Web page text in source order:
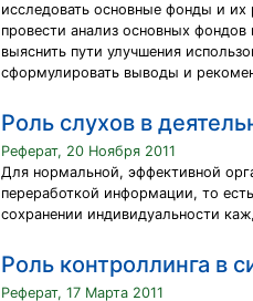
исследовать основные фонды и их
провести анализ основных
выяснить пути улучшения
сформулировать выводы и
Роль слухов в
Реферат, 20 Ноября 2011
Для нормальной, эффективной
переработкой информации, то
сохранении индивидуальности
Роль контроллинга в
Реферат, 17 Марта 2011